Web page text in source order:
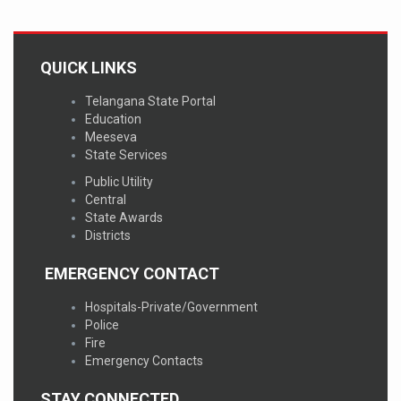
QUICK LINKS
Telangana State Portal
Education
Meeseva
State Services
Public Utility
Central
State Awards
Districts
EMERGENCY CONTACT
Hospitals-Private/Government
Police
Fire
Emergency Contacts